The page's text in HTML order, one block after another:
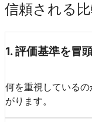
信頼される
1.評価基準を冒
何を重視している
がります。